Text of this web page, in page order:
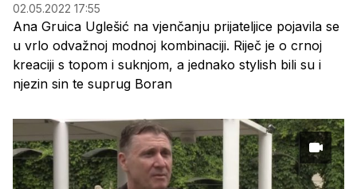
02.05.2022 17:55
Ana Gruica Uglešić na vjenčanju prijateljice pojavila se
u vrlo odvažnoj modnoj kombinaciji. Riječ je o crnoj
kreaciji s topom i suknjom, a jednako stylish bili su i
njezin sin te suprug Boran